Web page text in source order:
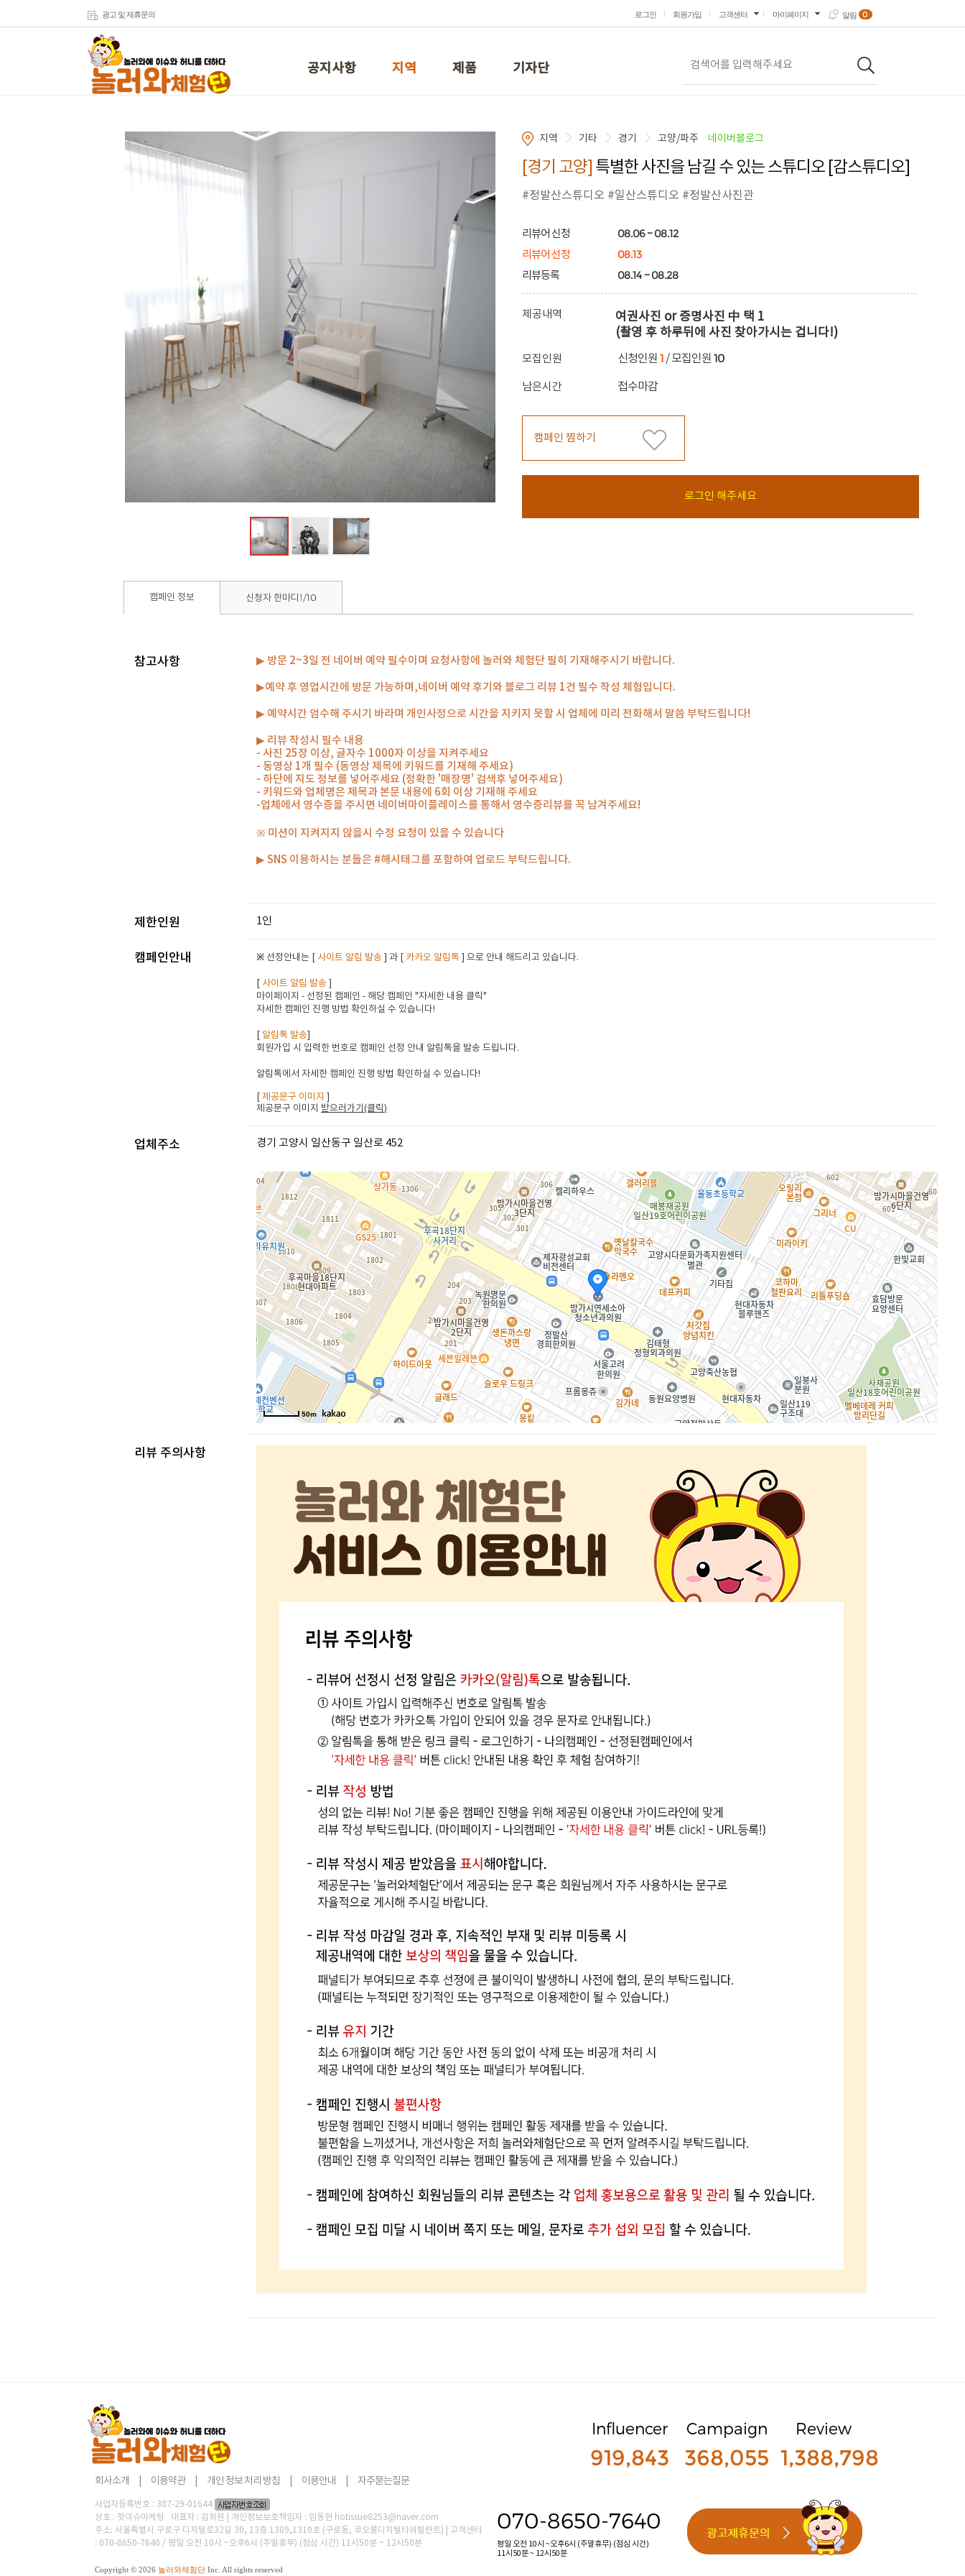
광고 및 제휴문의 로그인 회원가입 고객센터 마이페이지 알림 0
공지사항 지역 제품 기자단
지역 기타 경기 고양/파주 네이버블로그
[경기 고양] 특별한 사진을 남길 수 있는 스튜디오 [감스튜디오]
#정발산스튜디오 #일산스튜디오 #정발산사진관
리뷰어 신청 08.06 ~ 08.12
리뷰어 선정 08.13
리뷰등록 08.14 ~ 08.28
제공내역
여권사진 or 증명사진 中 택 1
(촬영 후 하루뒤에 사진 찾아가시는 겁니다!)
모집인원 신청인원 1 / 모집인원 10
남은시간 접수마감
캠페인 찜하기
로그인 해주세요
캠페인 정보 신청자 한마디 1/10
참고사항 ▶ 방문 2~3일 전 네이버 예약 필수이며 요청사항에 놀러와 체험단 필히 기재해주시기 바랍니다.
▶예약 후 영업시간에 방문 가능하며,네이버 예약 후기와 블로그 리뷰 1건 필수 작성 체험입니다.
▶ 예약시간 엄수해 주시기 바라며 개인사정으로 시간을 지키지 못할 시 업체에 미리 전화해서 말씀 부탁드립니다!
▶ 리뷰 작성시 필수 내용
- 사진 25장 이상, 글자수 1000자 이상을 지켜주세요
- 동영상 1개 필수 (동영상 제목에 키워드를 기재해 주세요)
- 하단에 지도 정보를 넣어주세요 (정확한 '매장명' 검색후 넣어주세요)
- 키워드와 업체명은 제목과 본문 내용에 6회 이상 기재해 주세요
-업체에서 영수증을 주시면 네이버마이플레이스를 통해서 영수증리뷰를 꼭 남겨주세요!
※ 미션이 지켜지지 않을시 수정 요청이 있을 수 있습니다
▶ SNS 이용하시는 분들은 #해시태그를 포함하여 업로드 부탁드립니다.
제한인원 1인
캠페인안내 ※ 선정안내는 [ 사이트 알림 발송 ] 과 [ 카카오 알림톡 ] 으로 안내 해드리고 있습니다.
사이트 알림 발송
마이페이지 - 선정된 캠페인 - 해당 캠페인 "자세한 내용 클릭"
자세한 캠페인 진행 방법 확인하실 수 있습니다!
알림톡 발송
회원가입 시 입력한 번호로 캠페인 선정 안내 알림톡을 발송 드립니다.
알림톡에서 자세한 캠페인 진행 방법 확인하실 수 있습니다!
[제공문구 이미지
제공문구 이미지 받으러가기(클릭 )
업체주소 경기 고양시 일산동구 일산로 452
50m
리뷰 주의사항
회사소개 이용약관 개인 정보 처리 방침 이용안내 자주묻는질문
사업자등록번호 : 387-29-01644
상호 : 핫이슈마케팅 대표자 : 김희원 | 개인정보보호책임자 : 임동현 hotissue8253@naver.com
주소: 서울특별시 구로구 디지털로32길 30, 13층 1309,1310호 (구로동, 코오롱디지털타워빌란트) | 고객센터
: 070-8650-7640 / 평일 오전 10시 ~오후6시 (주말휴무) (점심 시간) 11시50분 ~ 12시50분
Copyright © 2026 놀러와체험단 Inc. All rights reserved
Influencer
919,843
Campaign
368,055
Review
1,388,798
070-8650-7640
평일 오전 10시 ~오후6시 (주말휴무) (점심 시간)
11시50분 ~ 12시50분